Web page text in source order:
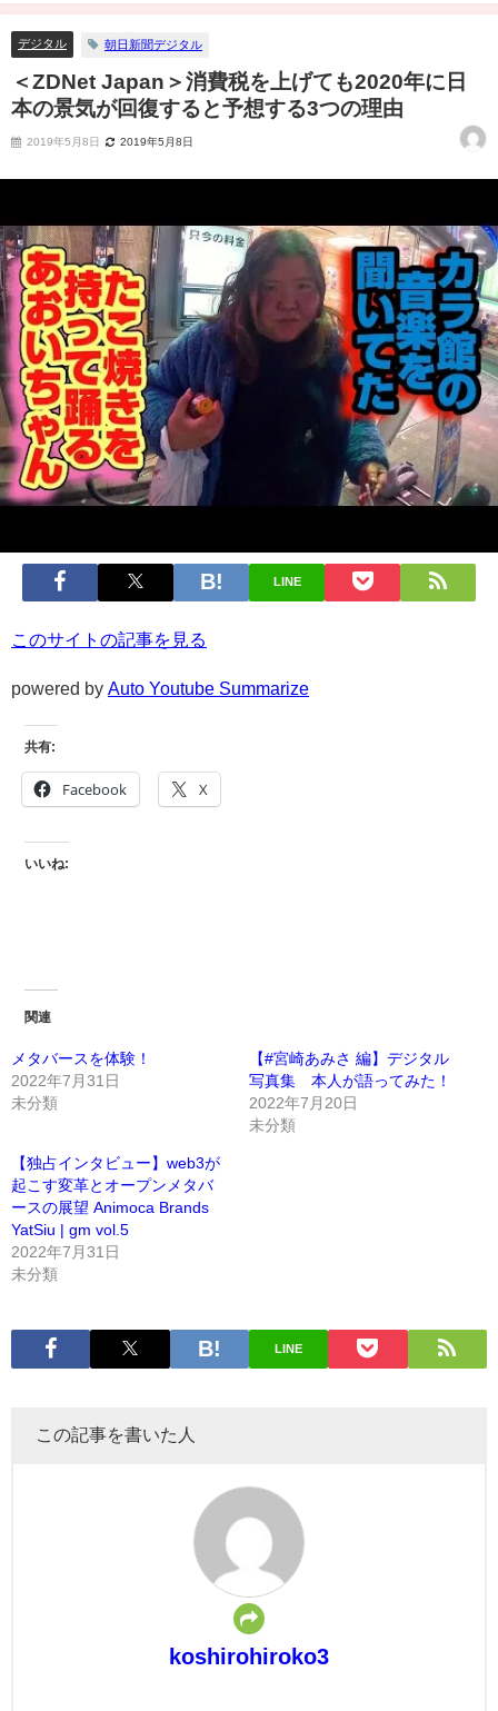
回復すると予想する3つの理由
デジタル 朝日新聞デジタル
＜ZDNet Japan＞消費税を上げても2020年に日
本の景気が回復すると予想する3つの理由
2019年5月8日 2019年5月8日
LINE
このサイトの記事を見る
powered by Auto Youtube Summarize
共有:
Facebook X
いいね:
関連
メタバースを体験！
2022年7月31日
未分類
【#宮崎あみさ 編】デジタル
写真集 本人が語ってみた！
2022年7月20日
未分類
【独占インタビュー】web3が
起こす変革とオープンメタバ
ースの展望 Animoca Brands
YatSiu | gm vol.5
2022年7月31日
未分類
LINE
この記事を書いた人
koshirohiroko3